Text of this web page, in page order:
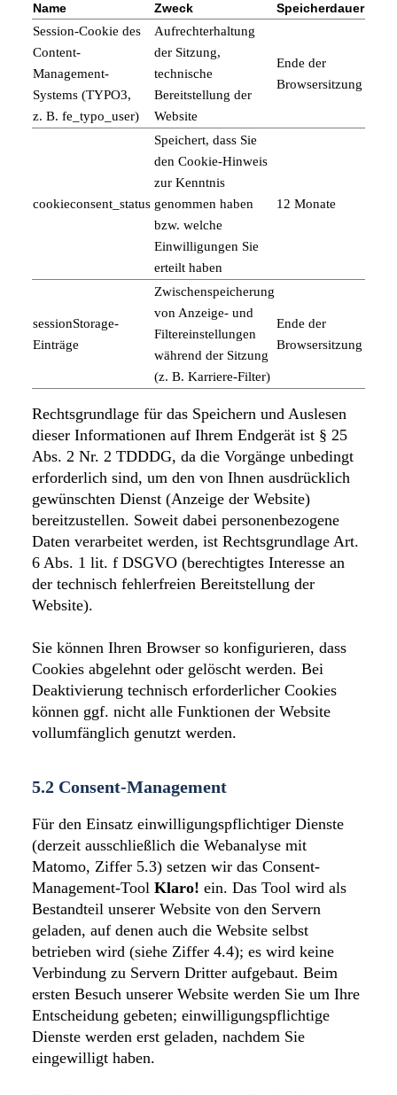
Name Zweck Speicherdauer
Session-Cookie des
Content-
Management-
Systems (TYPO3,
z. B. fe_typo_user)
Aufrechterhaltung
der Sitzung,
technische
Bereitstellung der
Website
Ende der
Browsersitzung
cookieconsent_status
Speichert, dass Sie
den Cookie-Hinweis
zur Kenntnis
genommen haben
bzw. welche
Einwilligungen Sie
erteilt haben
12 Monate
sessionStorage-
Einträge
Zwischenspeicherung
von Anzeige- und
Filtereinstellungen
während der Sitzung
(z. B. Karriere-Filter)
Ende der
Browsersitzung
Rechtsgrundlage für das Speichern und Auslesen
dieser Informationen auf Ihrem Endgerät ist § 25
Abs. 2 Nr. 2 TDDDG, da die Vorgänge unbedingt
erforderlich sind, um den von Ihnen ausdrücklich
gewünschten Dienst (Anzeige der Website)
bereitzustellen. Soweit dabei personenbezogene
Daten verarbeitet werden, ist Rechtsgrundlage Art.
6 Abs. 1 lit. f DSGVO (berechtigtes Interesse an
der technisch fehlerfreien Bereitstellung der
Website).
Sie können Ihren Browser so konfigurieren, dass
Cookies abgelehnt oder gelöscht werden. Bei
Deaktivierung technisch erforderlicher Cookies
können ggf. nicht alle Funktionen der Website
vollumfänglich genutzt werden.
5.2 Consent-Management
Für den Einsatz einwilligungspflichtiger Dienste
(derzeit ausschließlich die Webanalyse mit
Matomo, Ziffer 5.3) setzen wir das Consent-
Management-Tool Klaro! ein. Das Tool wird als
Bestandteil unserer Website von den Servern
geladen, auf denen auch die Website selbst
betrieben wird (siehe Ziffer 4.4); es wird keine
Verbindung zu Servern Dritter aufgebaut. Beim
ersten Besuch unserer Website werden Sie um Ihre
Entscheidung gebeten; einwilligungspflichtige
Dienste werden erst geladen, nachdem Sie
eingewilligt haben.